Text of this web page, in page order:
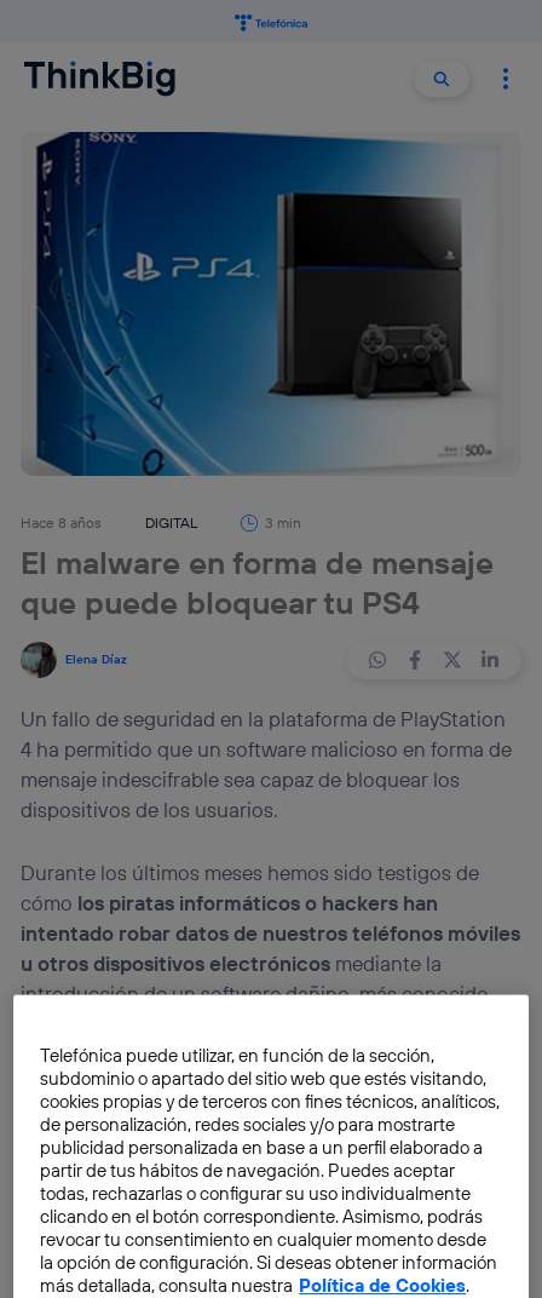
Buscar
Hace 8 años DIGITAL 3 min
El malware en forma de mensaje
que puede bloquear tu PS4
Elena Díaz
Un fallo de seguridad en la plataforma de PlayStation
4 ha permitido que un software malicioso en forma de
mensaje indescifrable sea capaz de bloquear los
dispositivos de los usuarios.
Durante los últimos meses hemos sido testigos de
cómo los piratas informáticos o hackers han
intentado robar datos de nuestros teléfonos móviles
u otros dispositivos electrónicos mediante la
introducción de un software dañino, más conocido
otras redes sociales.
El malware es un código malicioso cuya intención es
dañar un dispositivo o robar datos personales.
Accedea través de Internetmediante el correo
electrónico, páginas webs más utilizadas o redes
sociales, se instala y permanece oculto hasta robarnos
nuestra información.
Telefónica puede utilizar, en función de la sección,
subdominio o apartado del sitio web que estés visitando,
cookies propias y de terceros con fines técnicos, analíticos,
de personalización, redes sociales y/o para mostrarte
publicidad personalizada en base a un perfil elaborado a
partir de tus hábitos de navegación. Puedes aceptar
todas, rechazarlas o configurar su uso individualmente
clicando en el botón correspondiente. Asimismo, podrás
revocar tu consentimiento en cualquier momento desde
la opción de configuración. Si deseas obtener información
más detallada, consulta nuestra Política de Cookies.